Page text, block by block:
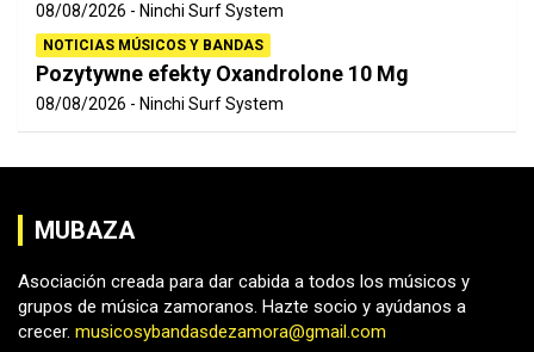
08/08/2026 Ninchi Surf System
NOTICIAS MÚSICOS Y BANDAS
Pozytywne efekty Oxandrolone 10 Mg
08/08/2026 Ninchi Surf System
MUBAZA
Asociación creada para dar cabida a todos los músicos y
grupos de música zamoranos. Hazte socio y ayúdanos a
crecer. musicosybandasdezamora@gmail.com